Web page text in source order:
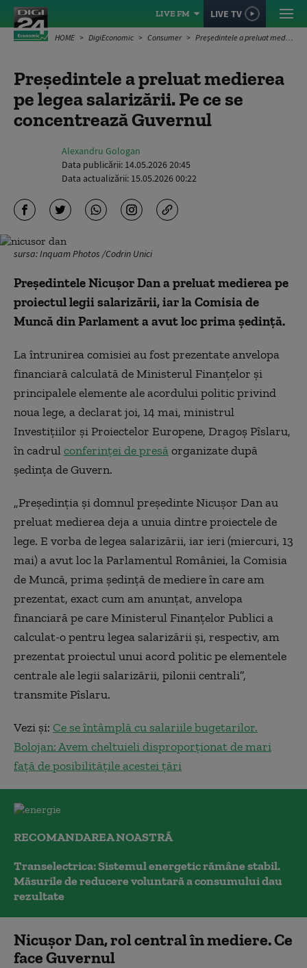
LIVE FM LIVE TV
HOME DigiEconomic Consumer Președintele a preluat medierea pe legea salarizării. Pe ce se concentrează Guvernul
Președintele a preluat medierea
pe legea salarizării. Pe ce se
concentrează Guvernul
Alexandru Gologan
Data publicării: 14.05.2026 20:45
Data actualizării: 15.05.2026 00:22
sursa: Inquam Photos /Codrin Unici
Preşedintele Nicuşor Dan a preluat medierea pe
proiectul legii salarizării, iar la Comisia de
Muncă din Parlament a avut loc prima şedinţă.
La întrunirea comisiei au fost prezentate anvelopa
financiară calculată de Ministerul Finanţelor şi
principalele elemente ale acordului politic privind
noua lege, a declarat joi, 14 mai, ministrul
Investiţiilor şi Proiectelor Europene, Dragoş Pîslaru,
în cadrulconferinței de presăorganizate după
şedinţa de Guvern.
„Preşedinţia şi domnul preşedinte Nicuşor Dan au
preluat medierea deja a unuia dintre proiectele de
lege. E vorba de legea salarizării, iar ieri (miercuri, 13
mai) a avut loc la Parlamentul României, la Comisia
de Muncă, prima şedinţă de mediere în care am
prezentat, exact cum am anunţat, anvelopa
financiară pe care Ministerul Finanţelor Publici a
calculat-o pentru legea salarizării şi, respectiv, am
prezentat proiectul unui acord politic pe elementele
centrale ale legii salarizării, pilonii centrali”,
transmite Pîslaru.
Vezi și: Ce se întâmplă cu salariile bugetarilor.
Bolojan: Avem cheltuieli disproporționat de mari
față de posibilitățile acestei țări
RECOMANDAREA NOASTRĂ
Transelectrica: Sistemul energetic rămâne stabil.
Măsurile de reducere voluntară a consumului dau
rezultate
Nicuşor Dan, rol central în mediere. Ce
face Guvernul